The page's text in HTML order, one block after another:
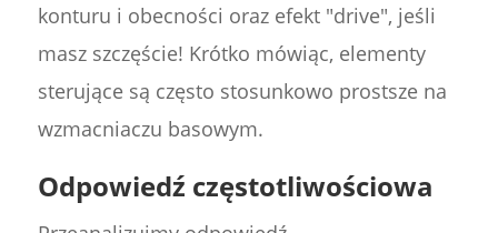
konturu i obecności oraz efekt "drive", jeśli
masz szczęście! Krótko mówiąc, elementy
sterujące są często stosunkowo prostsze na
wzmacniaczu basowym.
Odpowiedź częstotliwościowa